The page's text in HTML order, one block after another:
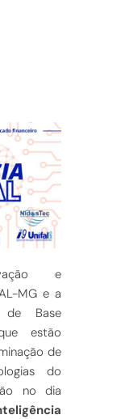
e
MG e a
de Base
estão
de
do
no dia